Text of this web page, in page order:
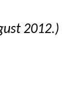
2012.)